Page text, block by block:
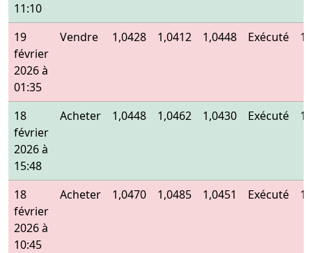
11:10
19
février
2026 à
01:35
Vendre 1,0428 1,0412 1,0448 Exécuté
18
février
2026 à
15:48
Acheter 1,0448 1,0462 1,0430 Exécuté
18
février
2026 à
10:45
Acheter 1,0470 1,0485 1,0451 Exécuté